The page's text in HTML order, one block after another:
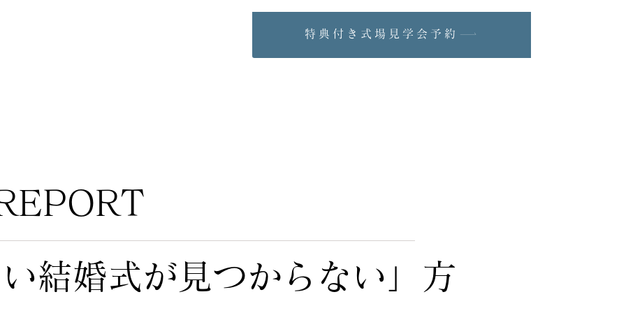
特典付き式場見学会予約
結婚式が見つからない」方